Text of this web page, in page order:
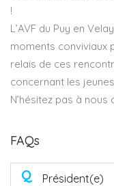
!
L’AVF du Puy en
moments conviviaux
relais de ces
concernant les
N’hésitez pas à
FAQs
Q Président(e)